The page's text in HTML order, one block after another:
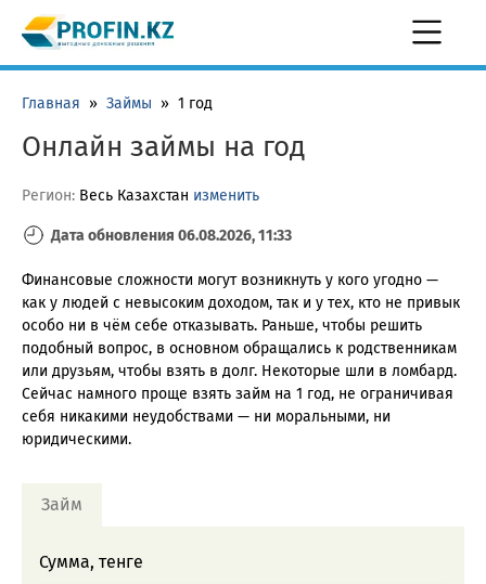
Главная » Займы » 1 год
Онлайн займы на год
Регион: Весь Казахстан изменить
Дата обновления 06.08.2026, 11:33
Финансовые сложности могут возникнуть у кого угодно —
как у людей с невысоким доходом, так и у тех, кто не привык
особо ни в чём себе отказывать. Раньше, чтобы решить
подобный вопрос, в основном обращались к родственникам
или друзьям, чтобы взять в долг. Некоторые шли в ломбард.
Сейчас намного проще взять займ на 1 год, не ограничивая
себя никакими неудобствами — ни моральными, ни
юридическими.
Займ
Сумма, тенге